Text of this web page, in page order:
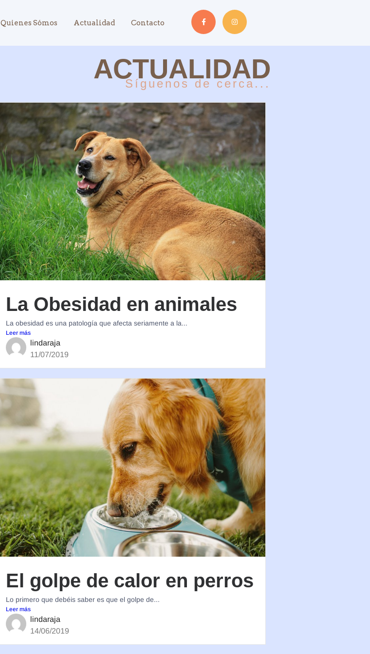
Quienes Sómos Actualidad Contacto
ACTUALIDAD
Síguenos de cerca...
La Obesidad en animales
La obesidad es una patología que afecta seriamente a la...
Leer más
lindaraja
11/07/2019
El golpe de calor en perros
Lo primero que debéis saber es que el golpe de...
Leer más
lindaraja
14/06/2019